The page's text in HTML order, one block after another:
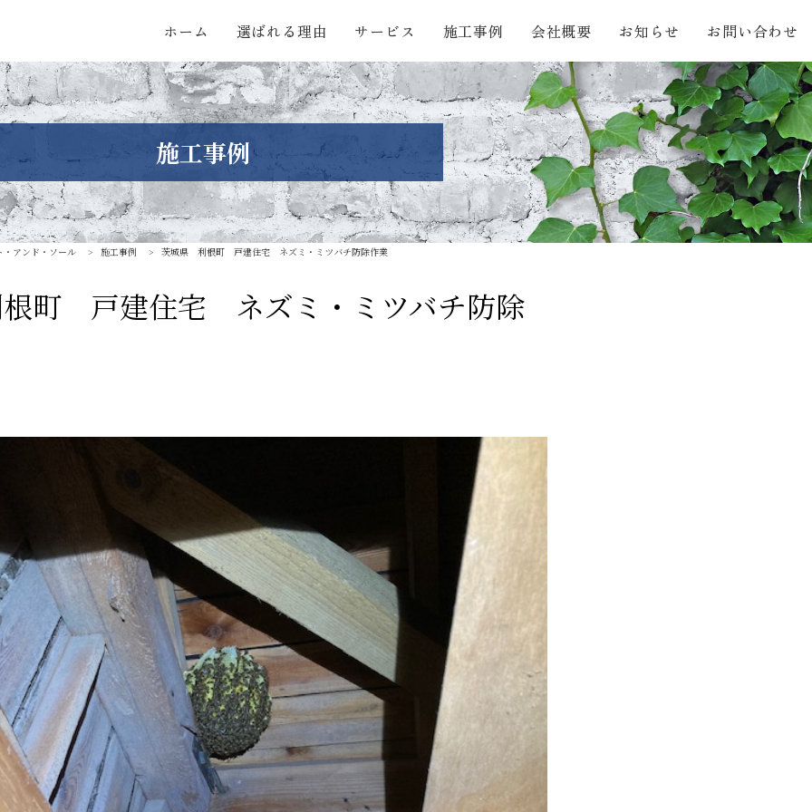
ホーム 選ばれる理由 サービス 施工事例 会社概要 お知らせ お問い合わせ
施工事例
・アンド・ソール > 施工事例 > 茨城県 利根町 戸建住宅 ネズミ・ミツバチ防除作業
町 戸建住宅 ネズミ・ミツバチ防除